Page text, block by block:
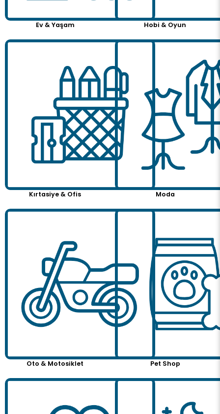
Ev & Yaşam Hobi & Oyun
Kırtasiye & Ofis Moda
Oto & Motosiklet Pet Shop